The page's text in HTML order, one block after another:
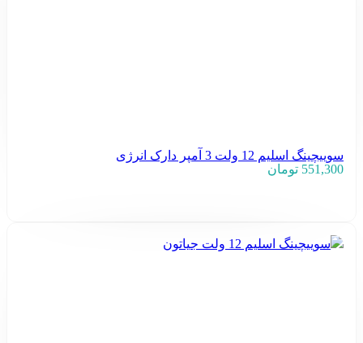
سوییچینگ اسلیم 12 ولت 3 آمپر دارک انرژی
551,300 تومان